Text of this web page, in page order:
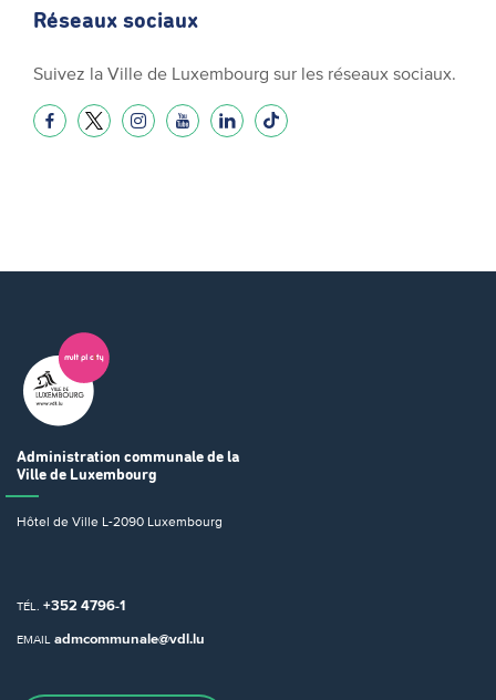
Réseaux sociaux
Suivez la Ville de Luxembourg sur les réseaux sociaux.
Administration communale de la
Ville de Luxembourg
Hôtel de Ville L-2090 Luxembourg
TÉL. +352 4796-1
EMAIL admcommunale@vdl.lu